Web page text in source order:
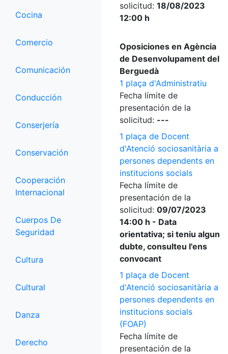
Cocina
Comercio
Comunicación
Conducción
Conserjería
Conservación
Cooperación
Internacional
Cuerpos De
Seguridad
Cultura
Cultural
Danza
Derecho
solicitud: 18/08/2023
12:00 h
Oposiciones en Agència
de Desenvolupament del
Berguedà
1 plaça d'Administratiu
Fecha límite de
presentación de la
solicitud: ---
1 plaça de Docent
d'Atenció sociosanitària a
persones dependents en
institucions socials
Fecha límite de
presentación de la
solicitud: 09/07/2023
14:00 h - Data
orientativa; si teniu algun
dubte, consulteu l'ens
convocant
1 plaça de Docent
d'Atenció sociosanitària a
persones dependents en
institucions socials
(FOAP)
Fecha límite de
presentación de la